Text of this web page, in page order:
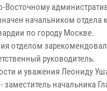
Восточному
начальником отдела
по городу Москве.
отделом
руководитель.
и уважения Леониду
заместитель начальника